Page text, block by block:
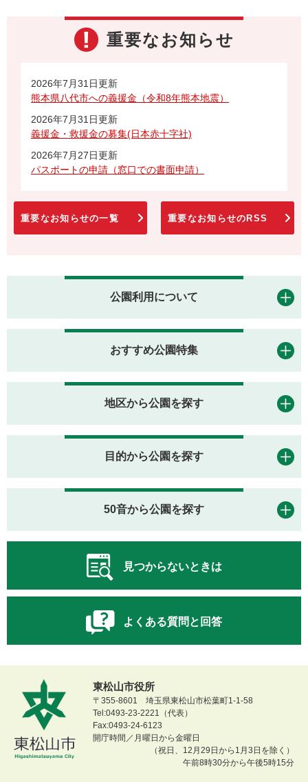
重要なお知らせ
2026年7月31日更新
熊本県八代市への義援金（令和8年熊本地震）
2026年7月31日更新
義援金・救援金の募集(日本赤十字社)
2026年7月27日更新
パスポートの申請（窓口での書面申請）
重要なお知らせの一覧 重要なお知らせのRSS
公園利用について
おすすめ公園特集
地区から公園を探す
目的から公園を探す
50音から公園を探す
見つからないときは
よくある質問と回答
東松山市役所
〒355-8601 埼玉県東松山市松葉町1-1-58
Tel:0493-23-2221（代表）
Fax:0493-24-6123
開庁時間／月曜日から金曜日
（祝日、12月29日から1月3日を除く）
午前8時30分から午後5時15分